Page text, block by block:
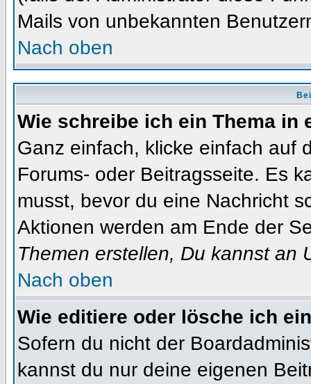
Mails von unbekannten
Nach oben
Wie schreibe ich ein Thema in
Ganz einfach, klicke einfach auf
Forums- oder Beitragsseite. Es
musst, bevor du eine Nachricht
Aktionen werden am Ende der
Themen erstellen, Du kannst an
Nach oben
Wie editiere oder lösche ich
Sofern du nicht der
kannst du nur deine eigenen